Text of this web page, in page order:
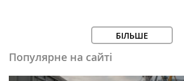
БІЛЬШЕ
Популярне на сайті